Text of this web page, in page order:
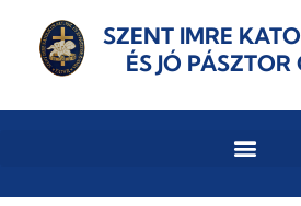
SZENT IMRE
ÉS JÓ